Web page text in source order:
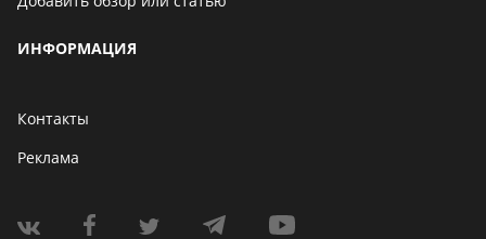
ИНФОРМАЦИЯ
Контакты
Реклама